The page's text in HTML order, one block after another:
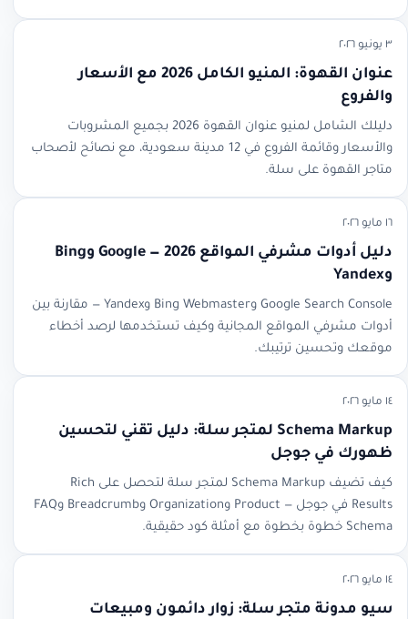
٣ يونيو ٢٠٢٦
عنوان القهوة: المنيو الكامل 2026 مع الأسعار
والفروع
دليلك الشامل لمنيو عنوان القهوة 2026 بجميع المشروبات
والأسعار وقائمة الفروع في 12 مدينة سعودية، مع نصائح لأصحاب
متاجر القهوة على سلة.
١٦ مايو ٢٠٢٦
دليل أدوات مشرفي المواقع 2026 — Google وBing
وYandex
Google Search Console وBing Webmaster وYandex — مقارنة بين
أدوات مشرفي المواقع المجانية وكيف تستخدمها لرصد أخطاء
موقعك وتحسين ترتيبك.
١٤ مايو ٢٠٢٦
Schema Markup لمتجر سلة: دليل تقني لتحسين
ظهورك في جوجل
كيف تضيف Schema Markup لمتجر سلة لتحصل على Rich
Results في جوجل — Product وOrganization وBreadcrumb وFAQ
Schema خطوة بخطوة مع أمثلة كود حقيقية.
١٤ مايو ٢٠٢٦
سيو مدونة متجر سلة: زوار دائمون ومبيعات